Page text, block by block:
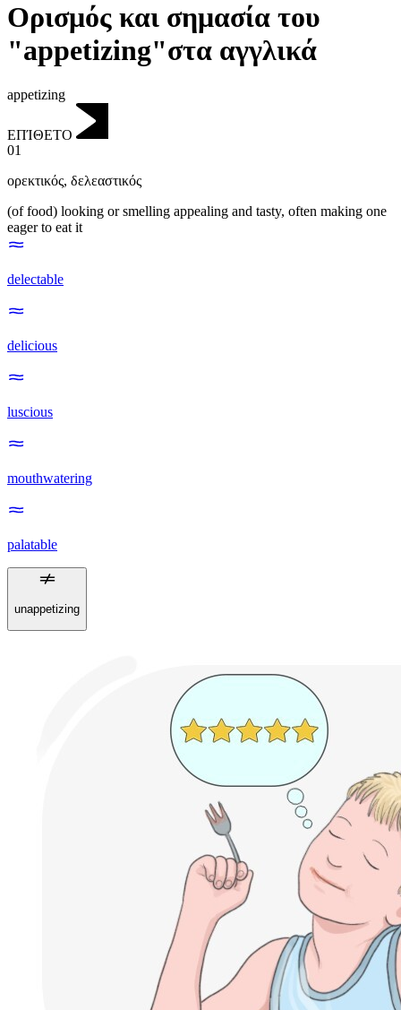
Ορισμός και σημασία του
"appetizing"στα αγγλικά
appetizing
ΕΠΊΘΕΤΟ
01
ορεκτικός, δελεαστικός
(of food) looking or smelling appealing and tasty, often making one
eager to eat it
delectable
delicious
luscious
mouthwatering
palatable
unappetizing